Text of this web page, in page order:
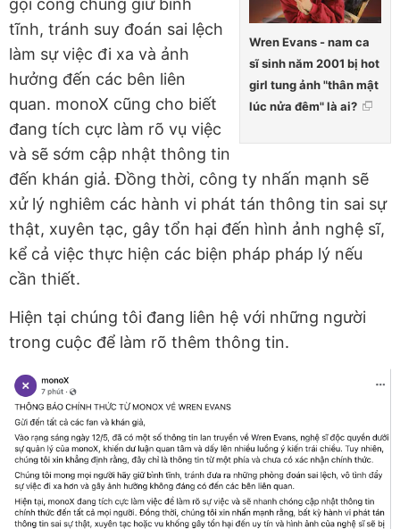
Wren Evans - nam ca
sĩ sinh năm 2001 bị hot
girl tung ảnh "thân mật
lúc nửa đêm" là ai?
tĩnh, tránh suy đoán sai lệch
làm sự việc đi xa và ảnh
hưởng đến các bên liên
quan. monoX cũng cho biết
đang tích cực làm rõ vụ việc
và sẽ sớm cập nhật thông tin
đến khán giả. Đồng thời, công ty nhấn mạnh sẽ
xử lý nghiêm các hành vi phát tán thông tin sai sự
thật, xuyên tạc, gây tổn hại đến hình ảnh nghệ sĩ,
kể cả việc thực hiện các biện pháp pháp lý nếu
cần thiết.
Hiện tại chúng tôi đang liên hệ với những người
trong cuộc để làm rõ thêm thông tin.